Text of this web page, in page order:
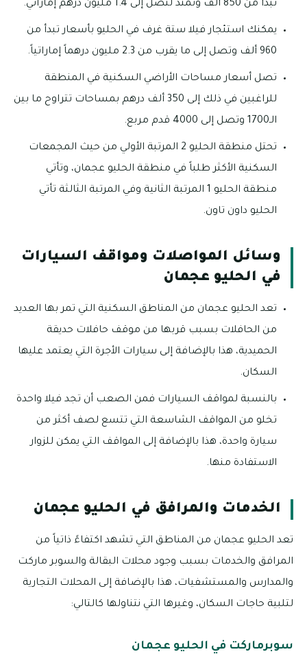
تبدأ من 850 ألف وتمتد لتصل إلى 1.4 مليون درهم إماراتي.
يمكنك استئجار فيلا ستة غرف في الحليو بأسعار تبدأ من
960 ألف وتصل إلى ما يقرب من 2.3 مليون درهماً إماراتياً.
تصل أسعار مساحات الأراضي السكنية في المنطقة
للراغبين في ذلك إلى 350 ألف درهم بمساحات تتراوح ما بين
الـ1700 وتصل إلى 4000 قدم مربع.
تحتل منطقة الحليو 2 المرتبة الأولي من حيث المجمعات
السكنية الأكثر طلباً في منطقة الحليو عجمان، وتأتي
منطقة الحليو 1 المرتبة الثانية وفي المرتبة الثالثة تأتي
الحليو داون تاون.
وسائل المواصلات ومواقف السيارات
في الحليو عجمان
تعد الحليو عجمان من المناطق السكنية التي تمر بها العديد
من الحافلات بسبب قربها من موقف حافلات حديقة
الحميدية، هذا بالإضافة إلى سيارات الأجرة التي يعتمد عليها
السكان.
بالنسبة لمواقف السيارات فمن الصعب أن تجد فيلا واحدة
تخلو من المواقف الشاسعة التي تتسع لصف أكثر من
سيارة واحدة، هذا بالإضافة إلى المواقف التي يمكن للزوار
الاستفادة منها.
الخدمات والمرافق في الحليو عجمان
تعد الحليو عجمان من المناطق التي تشهد اكتفاءً ذاتياً من
المرافق والخدمات بسبب وجود محلات البقالة والسوبر ماركت
والمدارس والمستشفيات، هذا بالإضافة إلى المحلات التجارية
لتلبية حاجات السكان، وغيرها التي نتناولها كالتالي:
سوبرماركت في الحليو عجمان